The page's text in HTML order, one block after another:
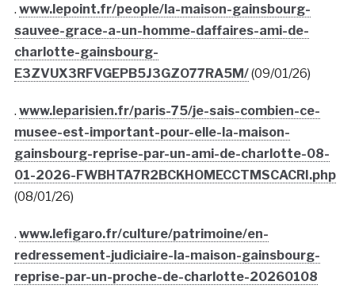
. www.lepoint.fr/people/la-maison-gainsbourg-
sauvee-grace-a-un-homme-daffaires-ami-de-
charlotte-gainsbourg-
E3ZVUX3RFVGEPB5J3GZO77RA5M/(09/01/26)
. www.leparisien.fr/paris-75/je-sais-combien-ce-
musee-est-important-pour-elle-la-maison-
gainsbourg-reprise-par-un-ami-de-charlotte-08-
01-2026-FWBHTA7R2BCKHOMECCTMSCACRI.php
(08/01/26)
. www.lefigaro.fr/culture/patrimoine/en-
redressement-judiciaire-la-maison-gainsbourg-
reprise-par-un-proche-de-charlotte-20260108